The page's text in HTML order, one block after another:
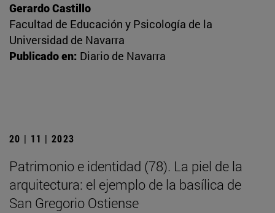
Gerardo Castillo
Facultad de Educación y Psicología de la
Universidad de Navarra
Publicado en: Diario de Navarra
20 | 11 | 2023
Patrimonio e identidad (78). La piel de la
arquitectura: el ejemplo de la basílica de
San Gregorio Ostiense